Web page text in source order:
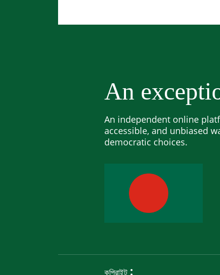
An
An independent online
accessible, and unbiased
democratic choices.
: